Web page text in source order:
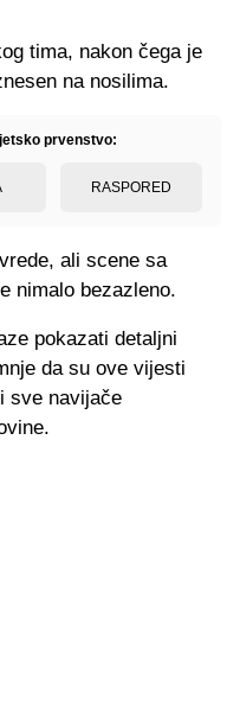
tima, nakon čega je
na nosilima.
prvenstvo:
RASPORED
ali scene sa
nimalo bezazleno.
pokazati detaljni
da su ove vijesti
sve navijače